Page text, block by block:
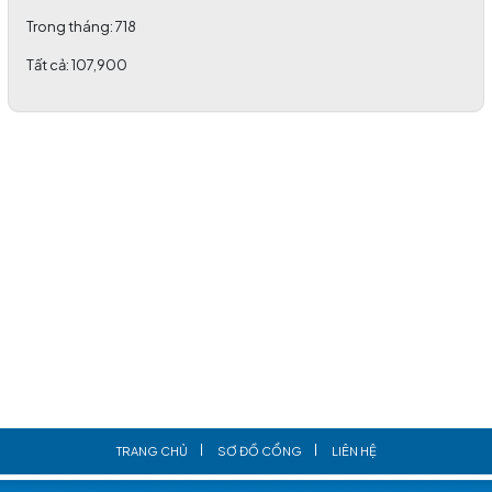
Trong tháng:718
Tất cả:107,900
TRANG CHỦ SƠ ĐỒ CỔNG LIÊN HỆ